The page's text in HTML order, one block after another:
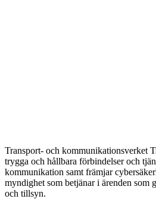
Transport- och kommunikationsverket
trygga och hållbara förbindelser och
kommunikation samt främjar
myndighet som betjänar i ärenden som
och tillsyn.